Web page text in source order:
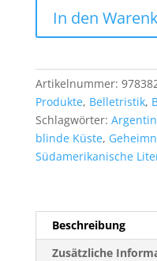
Maria
Dominguez:
Papierhaus
Menge
In den
Artikelnummer:
Produkte, Belletristik,
Schlagwörter:
blinde Küste,
Südamerikanische
Beschreibung
Zusätzliche